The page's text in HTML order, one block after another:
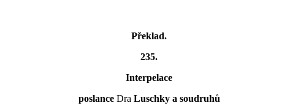
Překlad.
235.
Interpelace
poslance Dra Luschky a soudruhů